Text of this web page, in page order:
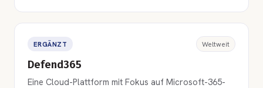
ERGÄNZT Weltweit
Defend365
Eine Cloud-Plattform mit Fokus auf Microsoft-365-